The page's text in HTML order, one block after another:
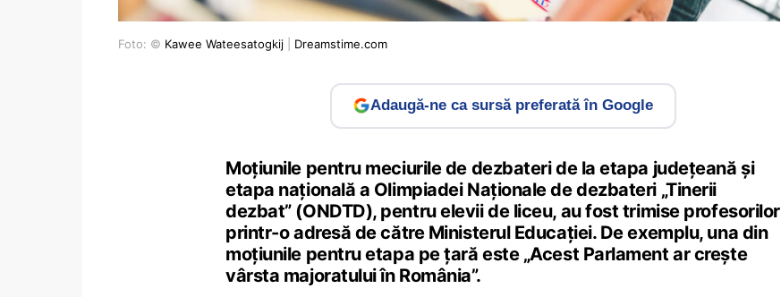
Foto: © Kawee Wateesatogkij Dreamstime.com
Adaugă-ne ca sursă preferată în Google
Moțiunile pentru meciurile de dezbateri de la etapa județeană și
etapa națională a Olimpiadei Naționale de dezbateri „Tinerii
dezbat” (ONDTD), pentru elevii de liceu, au fost trimise profesorilor
printr-o adresă de către Ministerul Educației. De exemplu, una din
moțiunile pentru etapa pe țară este „Acest Parlament ar crește
vârsta majoratului în România”.